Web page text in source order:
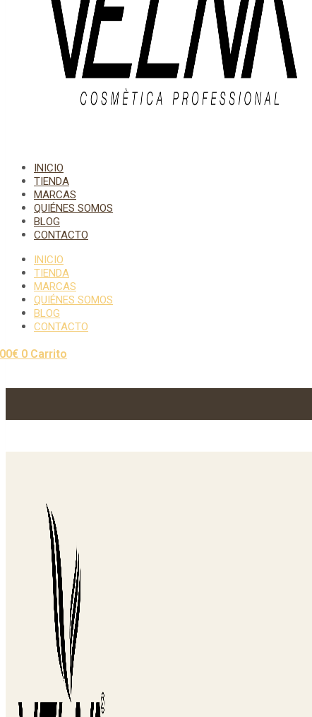
INICIO
TIENDA
MARCAS
QUIÉNES SOMOS
BLOG
CONTACTO
INICIO
TIENDA
MARCAS
QUIÉNES SOMOS
BLOG
CONTACTO
€ 0 Carrito